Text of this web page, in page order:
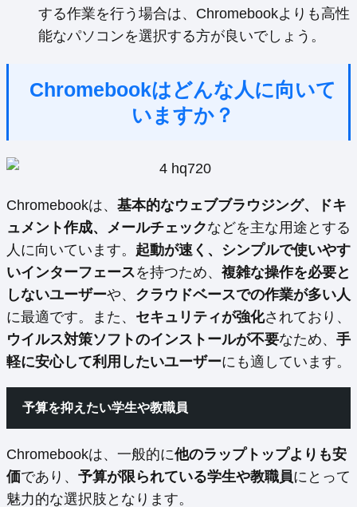
する作業を行う場合は、Chromebookよりも高性
能なパソコンを選択する方が良いでしょう。
Chromebookはどんな人に向いて
いますか？
Chromebookは、 基本的なウェブブラウジング、ドキ
ュメント作成、メールチェックなどを主な用途とする
人に向いています。 起動が速く、シンプルで使いやす
いインターフェースを持つため、 複雑な操作を必要と
しないユーザーや、 クラウドベースでの作業が多い人
に最適です。また、 セキュリティが強化されており、
ウイルス対策ソフトのインストールが不要なため、 手
軽に安心して利用したいユーザーにも適しています。
予算を抑えたい学生や教職員
Chromebookは、一般的に他のラップトップよりも安
価であり、 予算が限られている学生や教職員にとって
魅力的な選択肢となります。